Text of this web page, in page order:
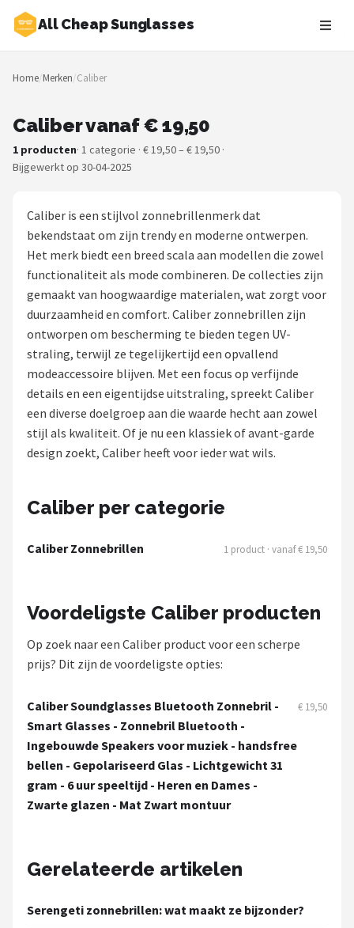
All Cheap Sunglasses
Zoeken
NAVIGATIE
Merken
Zonnebrillen
Baby zonnebrillen
Shop
POPULAIRE MERKEN
Polaroid
Kingseven
Montuurtjevoorjou
Fako Sunglasses®
Guess
Serengeti
Alle merken →
Home/Merken/Caliber
Caliber vanaf € 19,50
1 producten· 1 categorie · € 19,50 – € 19,50 ·
Bijgewerkt op 30-04-2025
Caliber is een stijlvol zonnebrillenmerk dat
bekendstaat om zijn trendy en moderne ontwerpen.
Het merk biedt een breed scala aan modellen die zowel
functionaliteit als mode combineren. De collecties zijn
gemaakt van hoogwaardige materialen, wat zorgt voor
duurzaamheid en comfort. Caliber zonnebrillen zijn
ontworpen om bescherming te bieden tegen UV-
straling, terwijl ze tegelijkertijd een opvallend
modeaccessoire blijven. Met een focus op verfijnde
details en een eigentijdse uitstraling, spreekt Caliber
een diverse doelgroep aan die waarde hecht aan zowel
stijl als kwaliteit. Of je nu een klassiek of avant-garde
design zoekt, Caliber heeft voor ieder wat wils.
Caliber per categorie
Caliber Zonnebrillen 1 product · vanaf € 19,50
Voordeligste Caliber producten
Op zoek naar een Caliber product voor een scherpe
prijs? Dit zijn de voordeligste opties:
Caliber Soundglasses Bluetooth Zonnebril -
Smart Glasses - Zonnebril Bluetooth -
Ingebouwde Speakers voor muziek - handsfree
bellen - Gepolariseerd Glas - Lichtgewicht 31
gram - 6 uur speeltijd - Heren en Dames -
Zwarte glazen - Mat Zwart montuur
€ 19,50
Gerelateerde artikelen
Serengeti zonnebrillen: wat maakt ze bijzonder?